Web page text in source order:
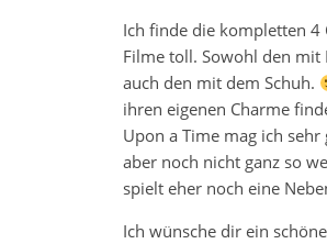
Ich finde die kompletten 4
Filme toll. Sowohl den mit
auch den mit dem Schuh.
ihren eigenen Charme
Upon a Time mag ich sehr
aber noch nicht ganz so
spielt eher noch eine
Ich wünsche dir ein